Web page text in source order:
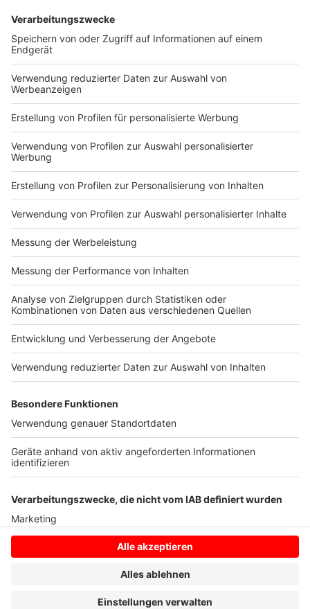
picture alliance/dpa | Christoph Reichwein
Die Gewalt gegenüber Polizeibeamten spitzt sich
weiter zu. Experten fürchten, dass die bislang
greifenden Maßnahmen zu kurz kommen.
Anzeige
Städtische Mitarbeiter immer häufiger im
Fadenkreuz
Anzeige
Nicht nur Rettungskräfte, auch städtische Mitarbeiter
- beispielsweise Ordnungsbeamte oder Mitarbeiter
von Bürgerämtern oder Jobcentern - erleben seit
Jahren immer wieder beispiellose Vorfälle. Von
Beleidigungen über Bedrohungen bis zu körperlichen
Angriffen. Städte in NRW versuchen, ihre
Mitarbeiterinnen und Mitarbeiter zu schützen.Hier
erfahrt ihr mehr.
Anzeige